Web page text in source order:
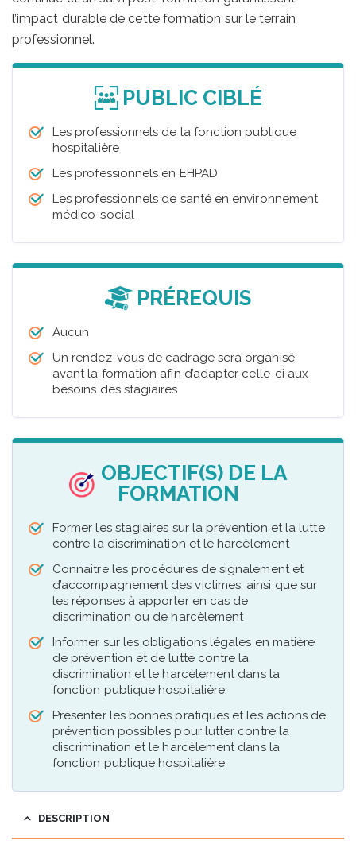
l’impact durable de cette formation sur le terrain
professionnel.
PUBLIC CIBLÉ
Les professionnels de la fonction publique
hospitalière
Les professionnels en EHPAD
Les professionnels de santé en environnement
médico-social
PRÉREQUIS
Aucun
Un rendez-vous de cadrage sera organisé
avant la formation afin d’adapter celle-ci aux
besoins des stagiaires
OBJECTIF(S) DE LA
FORMATION
Former les stagiaires sur la prévention et la lutte
contre la discrimination et le harcèlement
Connaitre les procédures de signalement et
d’accompagnement des victimes, ainsi que sur
les réponses à apporter en cas de
discrimination ou de harcèlement
Informer sur les obligations légales en matière
de prévention et de lutte contre la
discrimination et le harcèlement dans la
fonction publique hospitalière.
Présenter les bonnes pratiques et les actions de
prévention possibles pour lutter contre la
discrimination et le harcèlement dans la
fonction publique hospitalière
DESCRIPTION